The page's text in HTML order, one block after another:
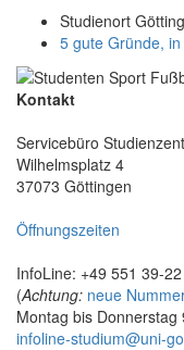
Studienort
5 gute Gründe,
Kontakt
Servicebüro
Wilhelmsplatz 4
37073 Göttingen
Öffnungszeiten
InfoLine: +49 551 39-
(Achtung: neue
Montag bis
infoline-studium@uni-